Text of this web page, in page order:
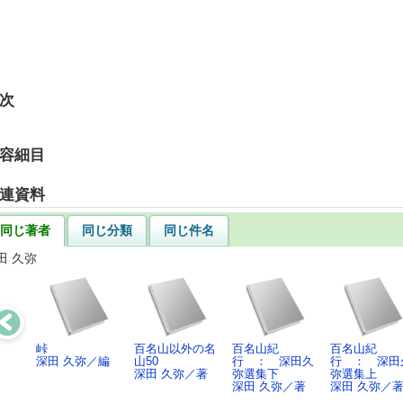
細目
資料
同じ著者 同じ分類
同じ件名
久弥
峠
深田 久弥／編
百名山以外の名
山50
深田 久弥／著
百名山紀
行 ： 深田久
弥選集下
深田 久弥／著
百名山紀
行 ： 深田
弥選集上
深田 久弥／著